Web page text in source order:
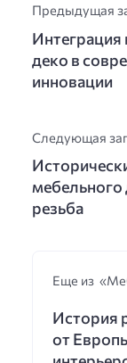
Предыдущая
Интеграция
деко в
инновации
Следующая
мебельного
резьба
Еще из
История
от